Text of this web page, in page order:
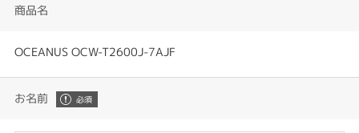
商品名
OCEANUS OCW-T2600J-7AJF
お名前